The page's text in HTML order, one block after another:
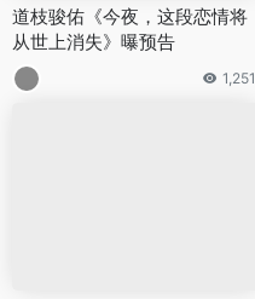
道枝骏佑《今夜，这段恋情将
从世上消失》曝预告
1,251